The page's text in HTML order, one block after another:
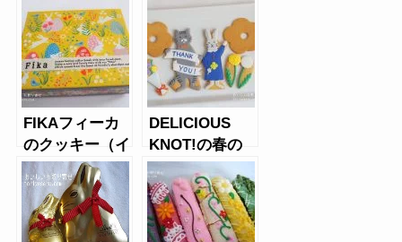
（母の日）
ティフール缶
FIKAフィーカ
のクッキー（イ
ースター
2021）
DELICIOUS
KNOT!の春の
クッキー（うさ
ぎ、ねこ）